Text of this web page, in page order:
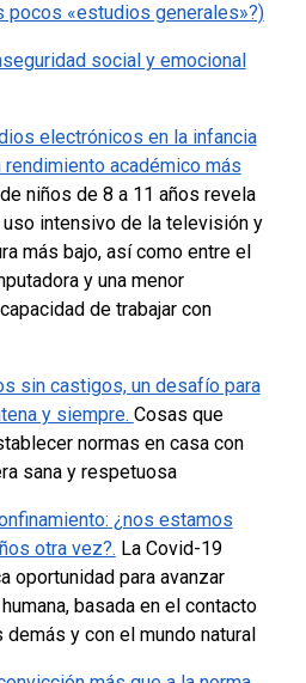
pocos «estudios generales»?)
social y emocional
electrónicos en la infancia
académico más
niños de 8 a 11 años revela
intensivo de la televisión y
más bajo, así como entre el
y una menor
de trabajar con
sin castigos, un desafío para
y siempre. Cosas que
normas en casa con
sana y respetuosa
¿nos estamos
otra vez?. La Covid-19
oportunidad para avanzar
basada en el contacto
y con el mundo natural